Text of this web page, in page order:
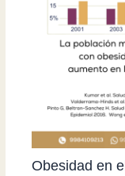
Obesidad en